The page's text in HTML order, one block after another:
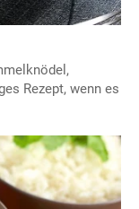
Rezept, wenn es